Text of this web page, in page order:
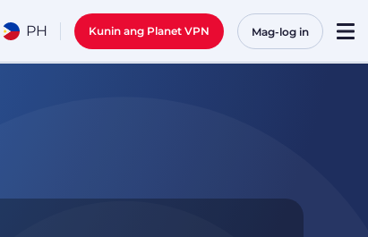
PH Kunin ang Planet VPN Mag-log in